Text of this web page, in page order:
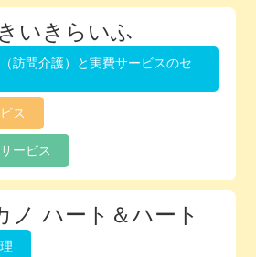
いきらいふ
訪問介護）と実費サービスのセ
ス
ービス
ノ ハート＆ハート